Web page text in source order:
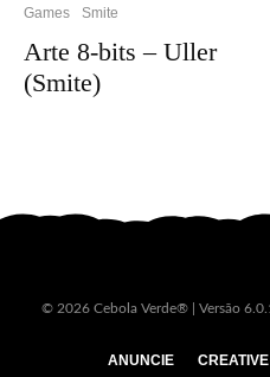
Games Smite
Arte 8-bits – Uller
(Smite)
© 2026 Cebola Verde® | Versão
ANUNCIE